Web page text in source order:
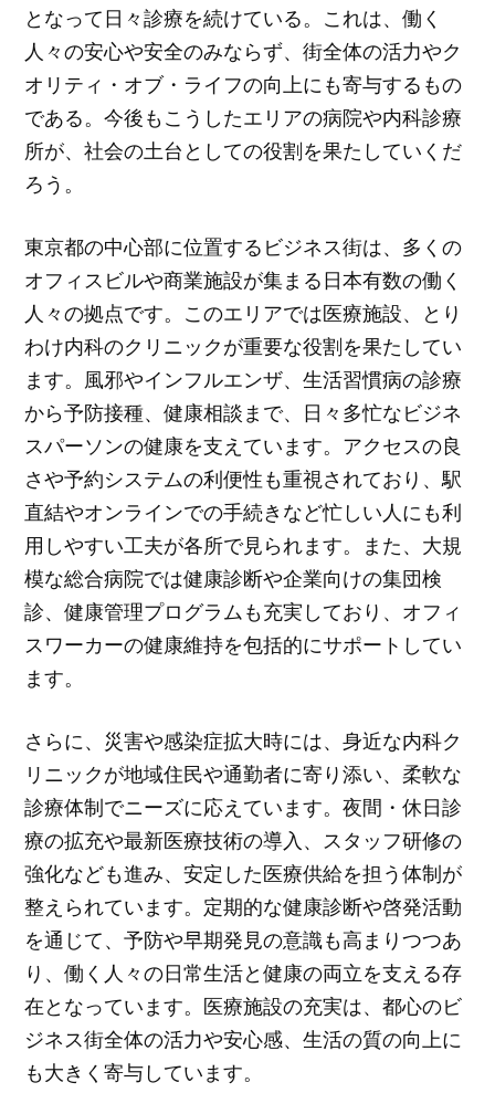
となって日々診療を続けている。これは、働く
人々の安心や安全のみならず、街全体の活力やク
オリティ・オブ・ライフの向上にも寄与するもの
である。今後もこうしたエリアの病院や内科診療
所が、社会の土台としての役割を果たしていくだ
ろう。
東京都の中心部に位置するビジネス街は、多くの
オフィスビルや商業施設が集まる日本有数の働く
人々の拠点です。このエリアでは医療施設、とり
わけ内科のクリニックが重要な役割を果たしてい
ます。風邪やインフルエンザ、生活習慣病の診療
から予防接種、健康相談まで、日々多忙なビジネ
スパーソンの健康を支えています。アクセスの良
さや予約システムの利便性も重視されており、駅
直結やオンラインでの手続きなど忙しい人にも利
用しやすい工夫が各所で見られます。また、大規
模な総合病院では健康診断や企業向けの集団検
診、健康管理プログラムも充実しており、オフィ
スワーカーの健康維持を包括的にサポートしてい
ます。
さらに、災害や感染症拡大時には、身近な内科ク
リニックが地域住民や通勤者に寄り添い、柔軟な
診療体制でニーズに応えています。夜間・休日診
療の拡充や最新医療技術の導入、スタッフ研修の
強化なども進み、安定した医療供給を担う体制が
整えられています。定期的な健康診断や啓発活動
を通じて、予防や早期発見の意識も高まりつつあ
り、働く人々の日常生活と健康の両立を支える存
在となっています。医療施設の充実は、都心のビ
ジネス街全体の活力や安心感、生活の質の向上に
も大きく寄与しています。